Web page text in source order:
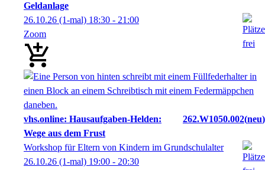
Geldanlage
26.10.26 (1-mal) 18:30 - 21:00
Zoom
vhs.online: Hausaufgaben-Helden:
Wege aus dem Frust
262.W1050.002 neu
Workshop für Eltern von Kindern im Grundschulalter
26.10.26 (1-mal) 19:00 - 20:30